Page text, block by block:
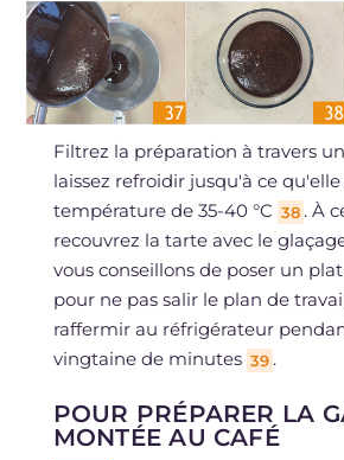
Filtrez la préparation à travers
laissez refroidir jusqu'à ce
température de 35-40 °C 38 . À
recouvrez la tarte avec le
vous conseillons de poser un
pour ne pas salir le plan de
raffermir au réfrigérateur
vingtaine de minutes 39 .
POUR PRÉPARER LA
MONTÉE AU CAFÉ